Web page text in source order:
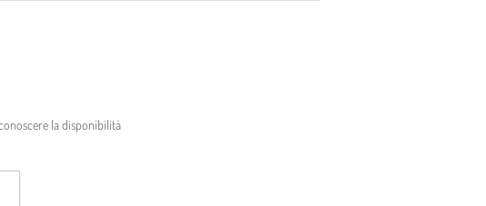
la disponibilità